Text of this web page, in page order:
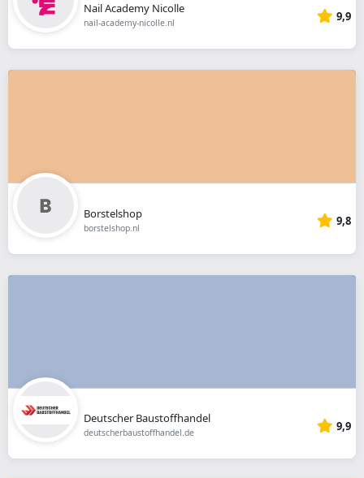
Nail Academy Nicolle
nail-academy-nicolle.nl 9,9
Borstelshop
borstelshop.nl 9,8
Deutscher Baustoffhandel
deutscherbaustoffhandel.de 9,9